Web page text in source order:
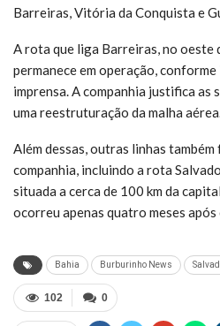
Barreiras, Vitória da Conquista e
A rota que liga Barreiras, no oeste
permanece em operação,
imprensa. A companhia justifica as
uma reestruturação da malha
Além dessas, outras linhas
companhia, incluindo a rota
situada a cerca de 100 km da
ocorreu apenas quatro meses
Bahia Burburinho News
0
102